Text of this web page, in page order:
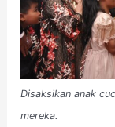
Disaksikan anak
mereka.